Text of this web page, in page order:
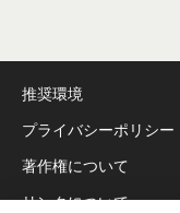
推奨環境
プライバシーポリシー
著作権について
リンクについて